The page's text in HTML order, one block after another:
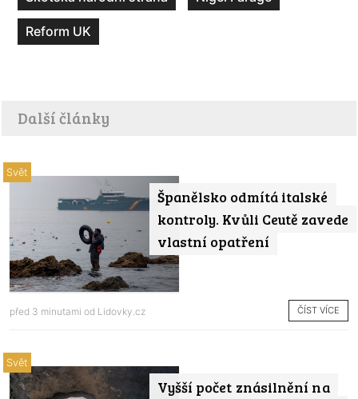
Reform UK
Další články
Španělsko odmítá italské
kontroly. Kvůli Ceutě zavede
vlastní opatření
Svět
před 3 minutami od Lidovky.cz ČÍST VÍCE
Vyšší počet znásilnění na
Svět